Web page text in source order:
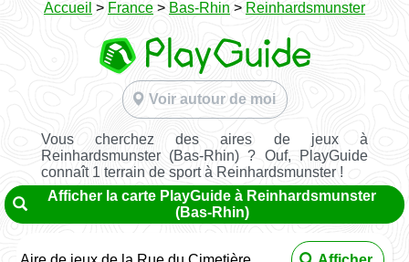
Accueil > France > Bas-Rhin > Reinhardsmunster
Voir autour de moi
Vous cherchez des aires de jeux à
Reinhardsmunster (Bas-Rhin) ? Ouf, PlayGuide
connaît 1 terrain de sport à Reinhardsmunster !
Afficher la carte PlayGuide à Reinhardsmunster
(Bas-Rhin)